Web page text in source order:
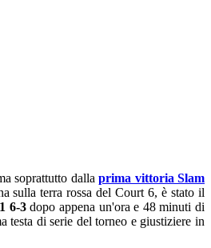
soprattutto dallaprima vittoria Slam
sulla terra rossa del Court 6, è stato il
6-3dopo appena un'ora e 48 minuti di
testa di serie del torneo e giustiziere in